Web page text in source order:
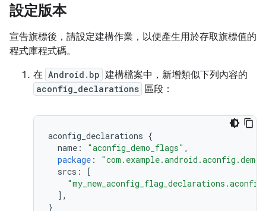
設定版本
宣告旗標後，請設定建構作業，以便產生用於存取旗標值的
程式庫程式碼。
在 Android.bp 建構檔案中，新增類似下列內容的
aconfig_declarations 區段：
aconfig_declarations {
name : "aconfig_demo_flags" ,
package :
srcs :
[
],
}